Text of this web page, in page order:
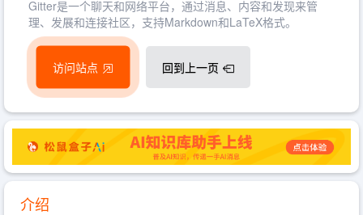
Gitter是一个聊天和网络平台，通过消息、内容和发现来管
理、发展和连接社区，支持Markdown和LaTeX格式。
访问站点 回到上一页
介绍